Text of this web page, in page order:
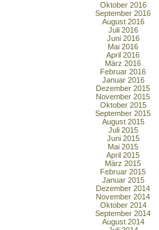
Oktober 2016
September 2016
August 2016
Juli 2016
Juni 2016
Mai 2016
April 2016
März 2016
Februar 2016
Januar 2016
Dezember 2015
November 2015
Oktober 2015
September 2015
August 2015
Juli 2015
Juni 2015
Mai 2015
April 2015
März 2015
Februar 2015
Januar 2015
Dezember 2014
November 2014
Oktober 2014
September 2014
August 2014